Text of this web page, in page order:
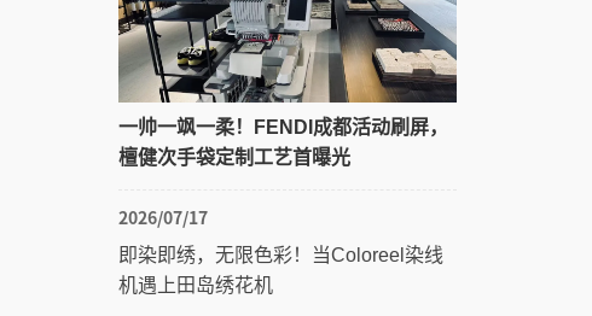
一帅一飒一柔！FENDI成都活动刷屏，
檀健次手袋定制工艺首曝光
2026/07/17
即染即绣，无限色彩！当Coloreel染线
机遇上田岛绣花机